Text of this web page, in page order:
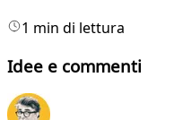
1 min di lettura
Idee e commenti